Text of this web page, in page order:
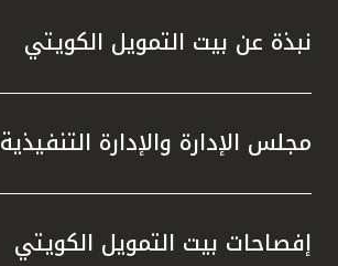
نبذة عن بيت التمويل الكويتي
مجلس الإدارة والإدارة التنفيذية
إفصاحات بيت التمويل الكويتي